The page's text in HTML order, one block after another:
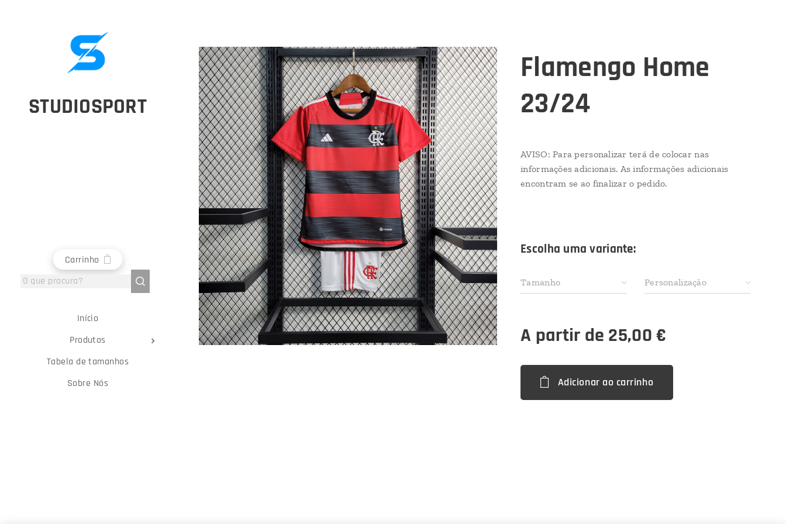
STUDIOSPORT
Carrinho
Início
Produtos
Tabela de tamanhos
Sobre Nós
Flamengo Home
23/24
AVISO: Para personalizar terá de colocar nas
informações adicionais. As informações adicionais
encontram se ao finalizar o pedido.
Escolha uma variante:
Tamanho Personalização
A partir de 25,00€
Adicionar ao carrinho